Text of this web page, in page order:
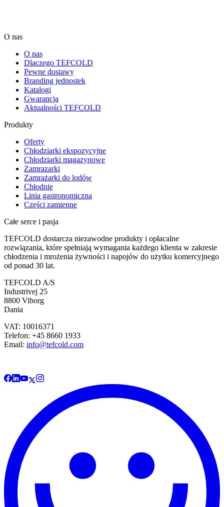
O nas
O nas
Dlaczego TEFCOLD
Pewne dostawy
Branding jednostek
Katalogi
Gwarancja
Aktualności TEFCOLD
Produkty
Oferty
Chłodziarki ekspozycyjne
Chłodziarki magazynowe
Zamrazarki
Zamrażarki do lodów
Chłodnie
Linia gastronomiczna
Części zamienne
Całe serce i pasja
TEFCOLD dostarcza niezawodne produkty i opłacalne
rozwiązania, które spełniają wymagania każdego klienta w zakresie
chłodzenia i mrożenia żywności i napojów do użytku komercyjnego
od ponad 30 lat.
TEFCOLD A/S
Industrivej 25
8800 Viborg
Dania
VAT: 10016371
Telefon: +45 8660 1933
Email: info@tefcold.com